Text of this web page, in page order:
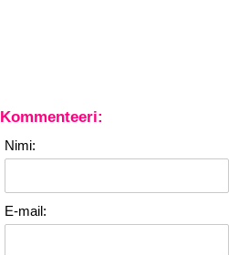
Kommenteeri:
Nimi:
E-mail: